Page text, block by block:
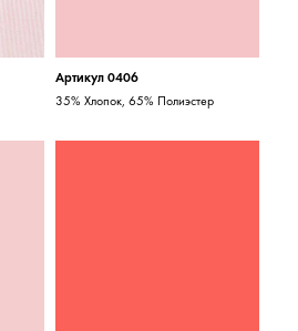
Артикул 0406
35% Хлопок, 65% Полиэстер